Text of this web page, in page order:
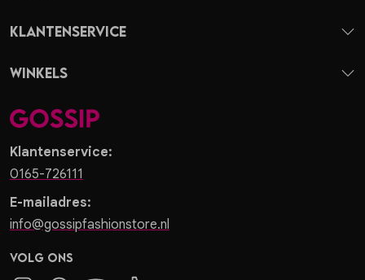
Klantenservice:
0165-726111
E-mailadres:
info@gossipfashionstore.nl
Volg ons
Klantenservice
Winkels